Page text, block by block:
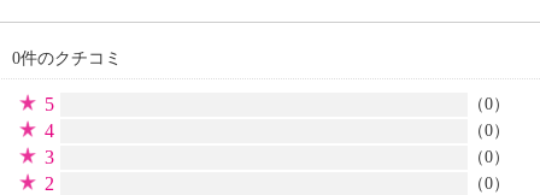
0件のクチコミ
5 （0）
4 （0）
3 （0）
2 （0）